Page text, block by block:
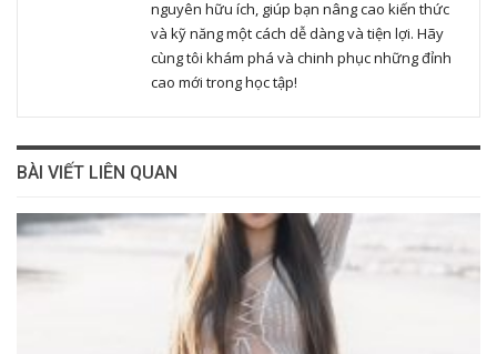
nguyên hữu ích, giúp bạn nâng cao kiến thức
và kỹ năng một cách dễ dàng và tiện lợi. Hãy
cùng tôi khám phá và chinh phục những đỉnh
cao mới trong học tập!
BÀI VIẾT LIÊN QUAN